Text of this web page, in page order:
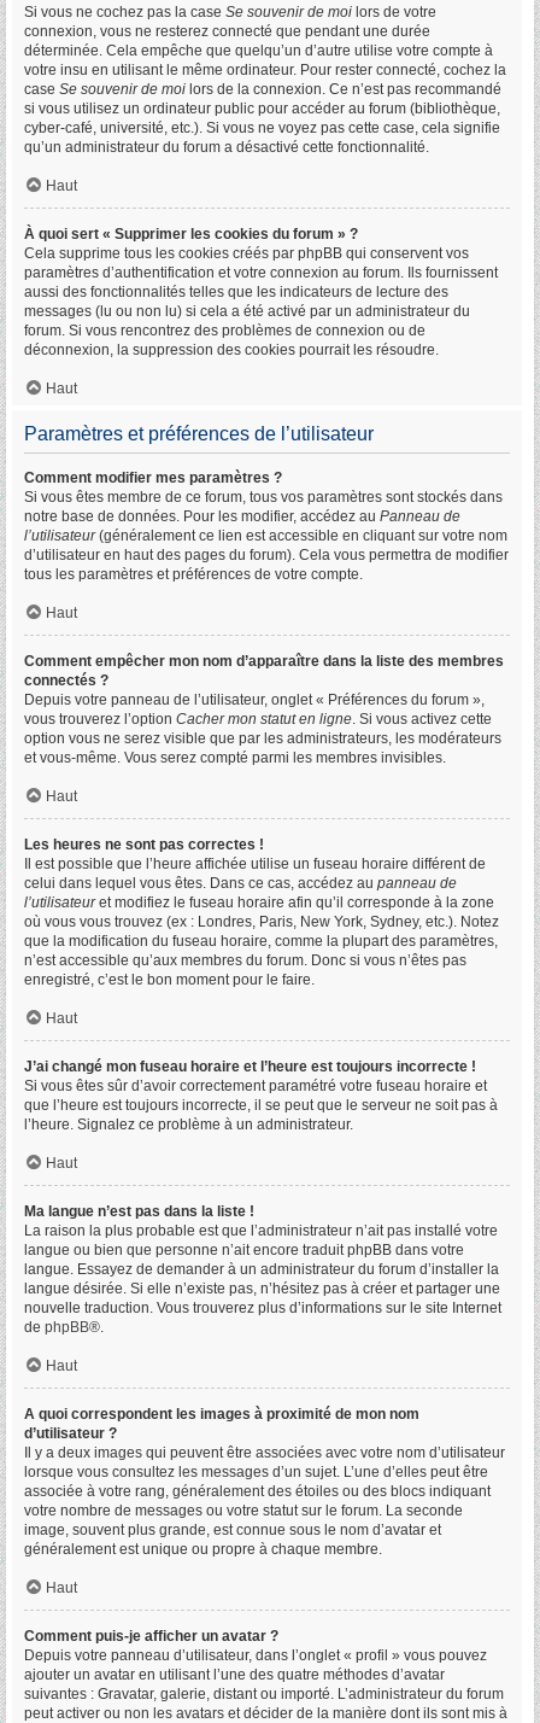
Si vous ne cochez pas la case Se souvenir de moi lors de votre
connexion, vous ne resterez connecté que pendant une durée
déterminée. Cela empêche que quelqu’un d’autre utilise votre compte à
votre insu en utilisant le même ordinateur. Pour rester connecté, cochez la
case Se souvenir de moi lors de la connexion. Ce n’est pas recommandé
si vous utilisez un ordinateur public pour accéder au forum (bibliothèque,
cyber-café, université, etc.). Si vous ne voyez pas cette case, cela signifie
qu’un administrateur du forum a désactivé cette fonctionnalité.
Haut
À quoi sert « Supprimer les cookies du forum » ?
Cela supprime tous les cookies créés par phpBB qui conservent vos
paramètres d’authentification et votre connexion au forum. Ils fournissent
aussi des fonctionnalités telles que les indicateurs de lecture des
messages (lu ou non lu) si cela a été activé par un administrateur du
forum. Si vous rencontrez des problèmes de connexion ou de
déconnexion, la suppression des cookies pourrait les résoudre.
Haut
Paramètres et préférences de l’utilisateur
Comment modifier mes paramètres ?
Si vous êtes membre de ce forum, tous vos paramètres sont stockés dans
notre base de données. Pour les modifier, accédez au Panneau de
l’utilisateur(généralement ce lien est accessible en cliquant sur votre nom
d’utilisateur en haut des pages du forum). Cela vous permettra de modifier
tous les paramètres et préférences de votre compte.
Haut
Comment empêcher mon nom d’apparaître dans la liste des membres
connectés ?
Depuis votre panneau de l’utilisateur, onglet « Préférences du forum »,
vous trouverez l’option Cacher mon statut en ligne. Si vous activez cette
option vous ne serez visible que par les administrateurs, les modérateurs
et vous-même. Vous serez compté parmi les membres invisibles.
Haut
Les heures ne sont pas correctes !
Il est possible que l’heure affichée utilise un fuseau horaire différent de
celui dans lequel vous êtes. Dans ce cas, accédez au panneau de
l’utilisateuret modifiez le fuseau horaire afin qu’il corresponde à la zone
où vous vous trouvez (ex : Londres, Paris, New York, Sydney, etc.). Notez
que la modification du fuseau horaire, comme la plupart des paramètres,
n’est accessible qu’aux membres du forum. Donc si vous n’êtes pas
enregistré, c’est le bon moment pour le faire.
Haut
J’ai changé mon fuseau horaire et l’heure est toujours incorrecte !
Si vous êtes sûr d’avoir correctement paramétré votre fuseau horaire et
que l’heure est toujours incorrecte, il se peut que le serveur ne soit pas à
l’heure. Signalez ce problème à un administrateur.
Haut
Ma langue n’est pas dans la liste !
La raison la plus probable est que l’administrateur n’ait pas installé votre
langue ou bien que personne n’ait encore traduit phpBB dans votre
langue. Essayez de demander à un administrateur du forum d’installer la
langue désirée. Si elle n’existe pas, n’hésitez pas à créer et partager une
nouvelle traduction. Vous trouverez plus d’informations sur le site Internet
de phpBB®.
Haut
A quoi correspondent les images à proximité de mon nom
d’utilisateur ?
Il y a deux images qui peuvent être associées avec votre nom d’utilisateur
lorsque vous consultez les messages d’un sujet. L’une d’elles peut être
associée à votre rang, généralement des étoiles ou des blocs indiquant
votre nombre de messages ou votre statut sur le forum. La seconde
image, souvent plus grande, est connue sous le nom d’avatar et
généralement est unique ou propre à chaque membre.
Haut
Comment puis-je afficher un avatar ?
Depuis votre panneau d’utilisateur, dans l’onglet « profil » vous pouvez
ajouter un avatar en utilisant l’une des quatre méthodes d’avatar
suivantes : Gravatar, galerie, distant ou importé. L’administrateur du forum
peut activer ou non les avatars et décider de la manière dont ils sont mis à